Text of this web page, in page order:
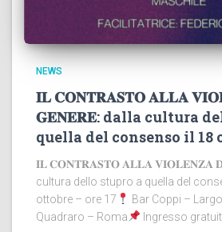
NEWS
𝐈𝐋 𝐂𝐎𝐍𝐓𝐑𝐀𝐒𝐓𝐎 𝐀𝐋𝐋𝐀
𝐆𝐄𝐍𝐄𝐑𝐄: dalla cultura
quella del consenso il 18
𝐈𝐋 𝐂𝐎𝐍𝐓𝐑𝐀𝐒𝐓𝐎 𝐀𝐋𝐋𝐀 𝐕𝐈𝐎𝐋𝐄𝐍𝐙𝐀
cultura dello stupro a quella del
ottobre – ore 17
Bar Coppi –
Quadraro – Roma
Ingresso